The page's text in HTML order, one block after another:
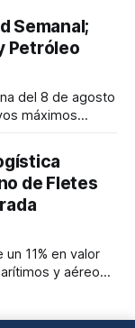
en septiembre.
con un comité
Semanal;
Petróleo
del 8 de agosto
máximos
del Tesoro de
El petróleo se
de Fletes
11% en valor
y aéreos
por
financiación del